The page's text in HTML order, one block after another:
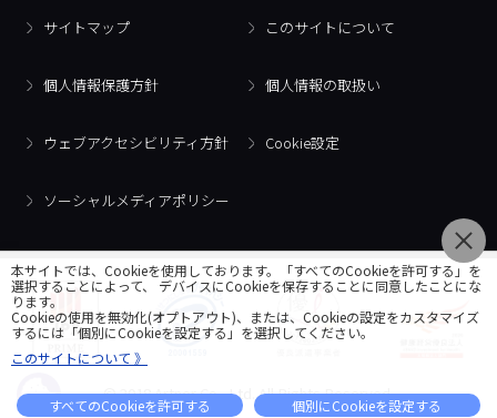
サイトマップ このサイトについて
個人情報保護方針 個人情報の取扱い
ウェブアクセシビリティ方針 Cookie設定
ソーシャルメディアポリシー
© 2018 Artner Co., Ltd. All Rights Reserved.
本サイトでは、Cookieを使用しております。「すべてのCookieを許可する」を
選択することによって、 デバイスにCookieを保存することに同意したことにな
ります。
Cookieの使用を無効化(オプトアウト)、または、Cookieの設定をカスタマイズ
するには「個別にCookieを設定する」を選択してください。
このサイトについて 》
すべてのCookieを許可する 個別にCookieを設定する